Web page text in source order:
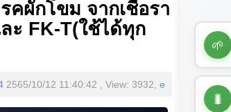
คผักโขม จากเชื้อรา
ะ FK-T(ใช้ได้ทุก
2565/10/12 11:40:42 , View: 3932, e
🌱
🐛